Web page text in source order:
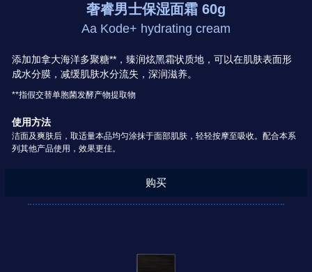
奢睿男士保湿面霜 60g
Aa Kode+ hydrating cream
添加加拿大海洋多聚糖**，臻润炫黑霜状质地，可以在肌肤表面形
成水分膜，减缓肌肤水分流失，深润滋养。
**指假交替单胞菌发酵产物提取物
使用方法
洁面及爽肤后，取适量本品均匀涂抹于面部肌肤，轻轻按摩至吸收。配合本系
列其他产品使用，效果更佳。
购买